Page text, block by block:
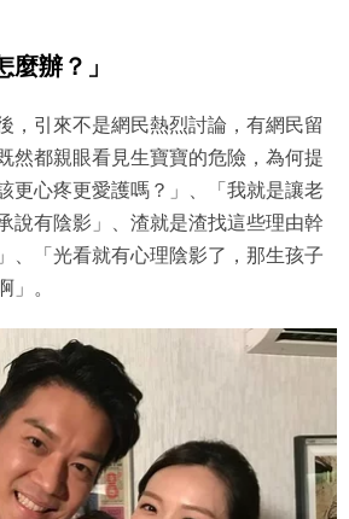
辦？」
，引來不是網民熱烈討論，有網民留
然都親眼看見生寶寶的危險，為何提
更心疼更愛護嗎？」、「我就是讓老
說有陰影」、渣就是渣找這些理由幹
、「光看就有心理陰影了，那生孩子
」。